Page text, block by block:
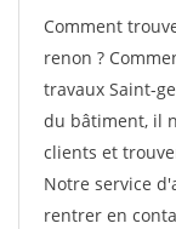
Comment
renon ?
travaux Saint-
du bâtiment, il
clients et
Notre service
rentrer en